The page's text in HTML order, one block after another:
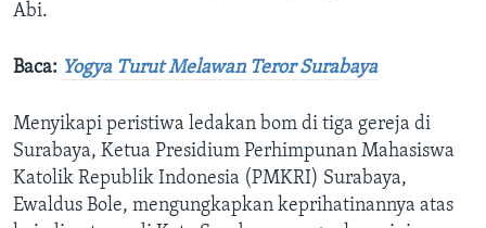
Abi.
Baca: Yogya Turut Melawan Teror Surabaya
Menyikapi peristiwa ledakan bom di tiga gereja di
Surabaya, Ketua Presidium Perhimpunan Mahasiswa
Katolik Republik Indonesia (PMKRI) Surabaya,
Ewaldus Bole, mengungkapkan keprihatinannya atas